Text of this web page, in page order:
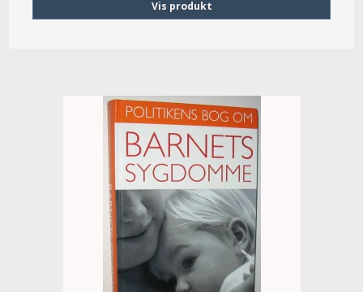
Vis produkt